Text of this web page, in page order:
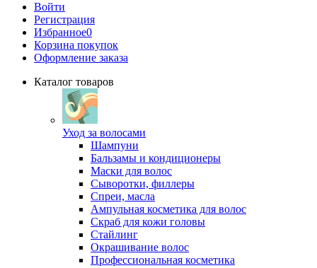
Войти
Регистрация
Избранное0
Корзина покупок
Оформление заказа
Каталог товаров
Уход за волосами
Шампуни
Бальзамы и кондиционеры
Маски для волос
Сыворотки, филлеры
Спреи, масла
Ампульная косметика для волос
Скраб для кожи головы
Стайлинг
Окрашивание волос
Профессиональная косметика